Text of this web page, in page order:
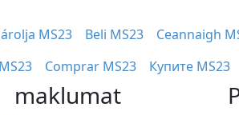
MS23 Beli MS23 Ceannaigh
Comprar MS23 Купите MS23
maklumat